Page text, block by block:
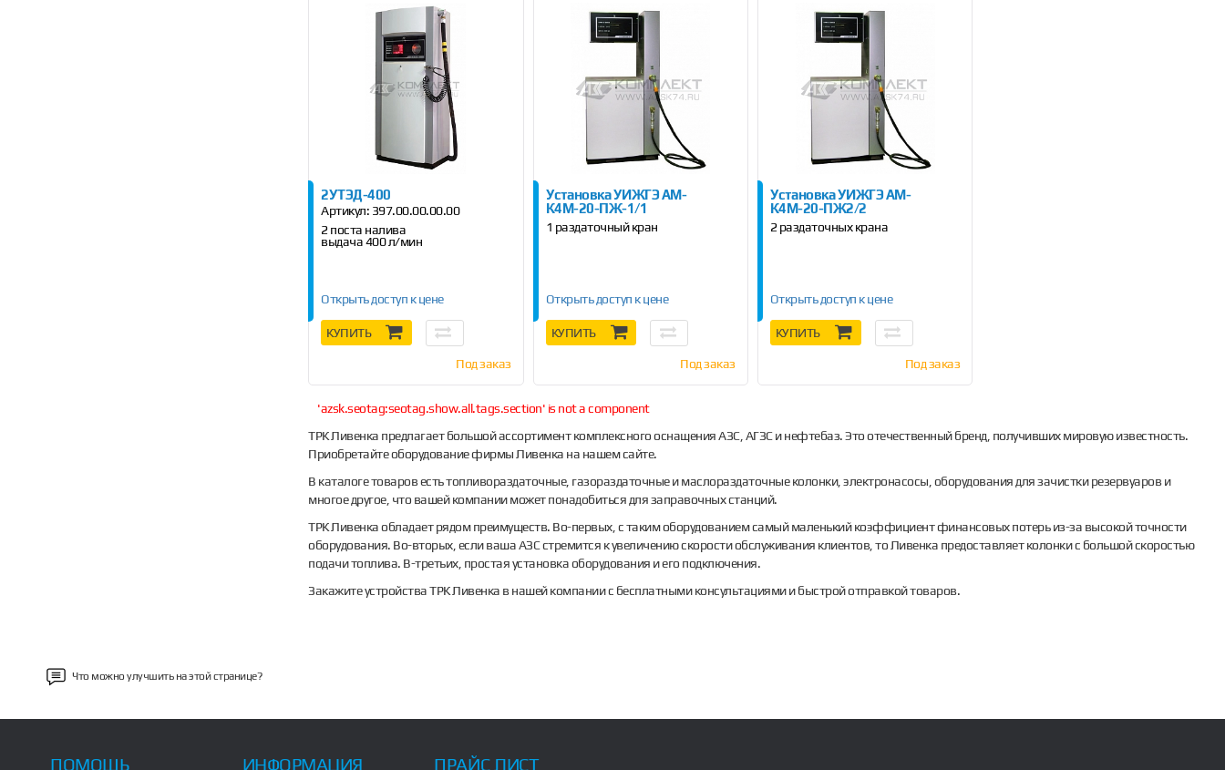
2УТЭД-400
Артикул: 397.00.00.00.00
2 поста налива
выдача 400 л/мин
Открыть доступ к цене
КУПИТЬ
Под заказ
Установка УИЖГЭ АМ-
К4М-20-ПЖ-1/1
1 раздаточный кран
Открыть доступ к цене
КУПИТЬ
Под заказ
Установка УИЖГЭ АМ-
К4М-20-ПЖ2/2
2 раздаточных крана
Открыть доступ к цене
КУПИТЬ
Под заказ
'azsk.seotag:seotag.show.all.tags.section' is not a component
ТРК Ливенка предлагает большой ассортимент комплексного оснащения АЗС, АГЗС и нефтебаз. Это отечественный бренд, получивших мировую известность.
Приобретайте оборудование фирмы Ливенка на нашем сайте.
В каталоге товаров есть топливораздаточные, газораздаточные и маслораздаточные колонки, электронасосы, оборудования для зачистки резервуаров и
многое другое, что вашей компании может понадобиться для заправочных станций.
ТРК Ливенка обладает рядом преимуществ. Во-первых, с таким оборудованием самый маленький коэффициент финансовых потерь из-за высокой точности
оборудования. Во-вторых, если ваша АЗС стремится к увеличению скорости обслуживания клиентов, то Ливенка предоставляет колонки с большой скоростью
подачи топлива. В-третьих, простая установка оборудования и его подключения.
Закажите устройства ТРК Ливенка в нашей компании с бесплатными консультациями и быстрой отправкой товаров.
Что можно улучшить на этой странице?
ПОМОЩЬ ИНФОРМАЦИЯ ПРАЙС ЛИСТ